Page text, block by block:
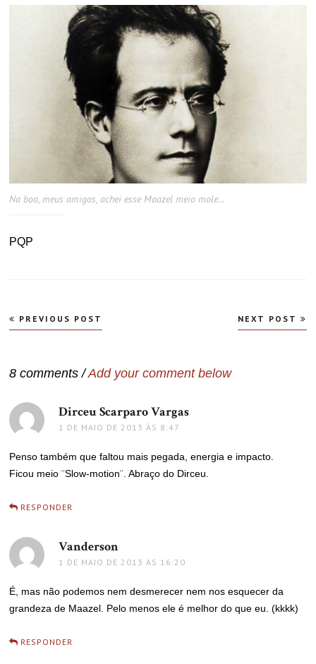
Na boa, meus amigos, achei esse Maazel meio mole…
PQP
Navegação
de
PREVIOUS POST NEXT POST
8 comments /Add your comment below
Dirceu Scarparo Vargas
1 DE MAIO DE 2013 ÀS 8:47
Penso também que faltou mais pegada, energia e impacto.
Ficou meio ¨Slow-motion¨. Abraço do Dirceu.
RESPONDER
Vanderson
1 DE MAIO DE 2013 ÀS 16:20
É, mas não podemos nem desmerecer nem nos esquecer da
grandeza de Maazel. Pelo menos ele é melhor do que eu. (kkkk)
RESPONDER